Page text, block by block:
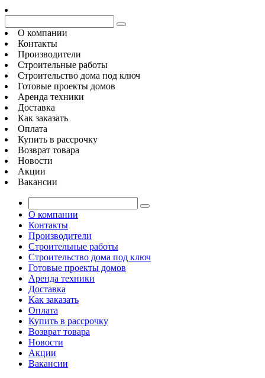
О компании
Контакты
Производители
Строительные работы
Строительство дома под ключ
Готовые проекты домов
Аренда техники
Доставка
Как заказать
Оплата
Купить в рассрочку
Возврат товара
Новости
Акции
Вакансии
О компании
Контакты
Производители
Строительные работы
Строительство дома под ключ
Готовые проекты домов
Аренда техники
Доставка
Как заказать
Оплата
Купить в рассрочку
Возврат товара
Новости
Акции
Вакансии